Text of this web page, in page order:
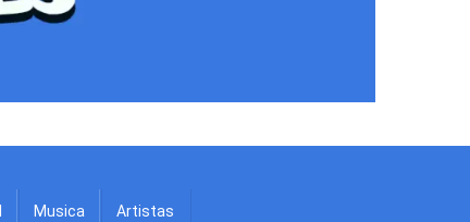
Musica Artistas